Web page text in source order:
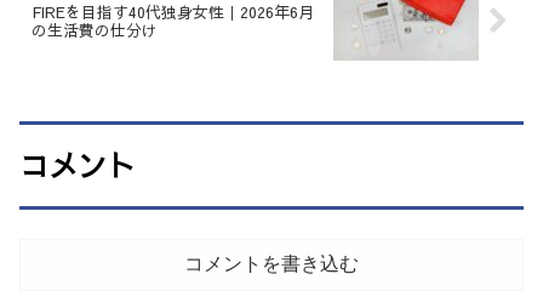
FIREを目指す40代独身女性｜2026年6月
の生活費の仕分け
コメント
コメントを書き込む